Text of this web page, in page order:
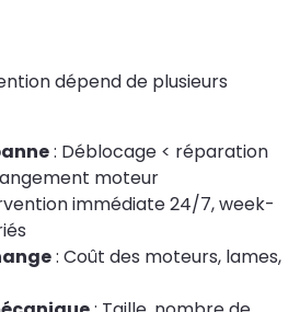
dépend de plusieurs
: Déblocage < réparation
moteur
immédiate 24/7, week-
: Coût des moteurs, lames,